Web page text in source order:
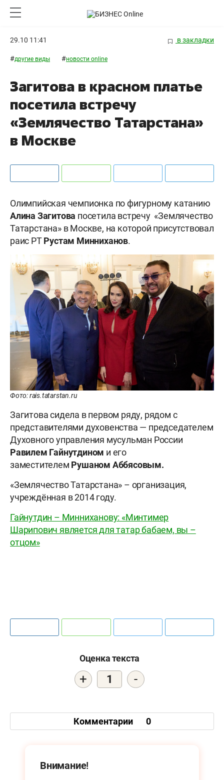
29.10 11:41 в закладки
#другие виды #новости online
Загитова в красном платье
посетила встречу
«Землячество Татарстана»
в Москве
Олимпийская чемпионка по фигурному катанию
Алина Загитова посетила встречу «Землячество
Татарстана» в Москве, на которой присутствовал
раис РТРустам Минниханов.
Фото: rais.tatarstan.ru
Загитова сидела в первом ряду, рядом с
представителями духовенства — председателем
Духовного управления мусульман России
Равилем Гайнутдином и его
заместителем Рушаном Аббясовым.
«Землячество Татарстана» – организация,
учреждённая в 2014 году.
Гайнутдин – Минниханову: «Минтимер
Шарипович является для татар бабаем, вы –
отцом»
Оценка текста
+ 1 -
Комментарии 0
Внимание!